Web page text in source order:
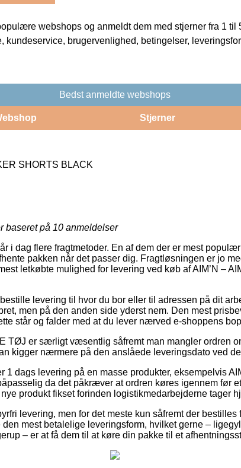
webshops og anmeldt dem med stjerner fra 1 til
kundeservice, brugervenlighed, betingelser,
Bedst anmeldte webshops
Stjerner
SHORTS BLACK
baseret på 10 anmeldelser
i dag flere fragtmetoder. En af dem der er mest
pakken når det passer dig. Fragtløsningen er jo
letkøbte mulighed for levering ved køb af AIM’N –
levering til hvor du bor eller til adressen på dit
men på den anden side yderst nem. Den mest
står og falder med at du lever nærved e-shoppens
TØJ er særligt væsentlig såfremt man mangler ordren
kigger nærmere på den anslåede leveringsdato ved
1 dags levering på en masse produkter, eksempelvis
da det påkræver at ordren køres igennem før
produkt fikset forinden logistikmedarbejderne tager
levering, men for det meste kun såfremt der
mest betalelige leveringsform, hvilket gerne –
– er at få dem til at køre din pakke til et